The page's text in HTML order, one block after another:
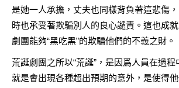
是她一人承擔，丈夫也同樣背負著這悲傷，
時也承受著欺騙別人的良心譴責。這也成就
劇團能夠“黑吃黑”的欺騙他們的不義之財。
荒誕劇團之所以“荒誕”，是因爲人員在過程
就是會出現各種超出預期的意外，是使得他